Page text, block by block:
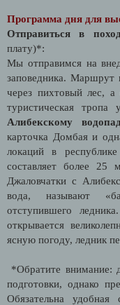
Программа дня для
Отправиться в
плату)*:
Мы отправимся на
заповедника. Маршрут
через пихтовый лес, а
туристическая
Алибекскому
карточка Домбая и
локаций в
составляет более 25
Джаловчатки с
вода, называют
отступившего
открывается
ясную погоду, ледник
*Обратите внимание:
подготовки, однако
Обязательна